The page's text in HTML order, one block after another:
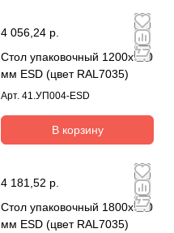
4 056,24 р.
Стол упаковочный 1200х900
мм ESD (цвет RAL7035)
Арт. 41.УП004-ESD
В корзину
4 181,52 р.
Стол упаковочный 1800х700
мм ESD (цвет RAL7035)